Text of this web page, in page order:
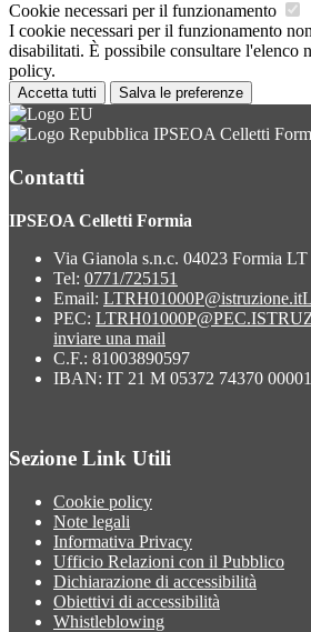
Cookie necessari per il funzionamento
I cookie necessari per il funzionamento
disabilitati. È possibile consultare l'elenco
policy.
Accetta tutti Salva le preferenze
IPSEOA Celletti
Contatti
IPSEOA Celletti Formia
Via Gianola s.n.c. 04023 Formia LT
Tel: 0771/725151
Email: LTRH01000P@istruzione.it
PEC:
inviare una mail
C.F.: 81003890597
IBAN: IT 21 M 05372 74370
Sezione Link Utili
Cookie policy
Note legali
Informativa Privacy
Ufficio Relazioni con il Pubblico
Dichiarazione di accessibilità
Obiettivi di accessibilità
Whistleblowing